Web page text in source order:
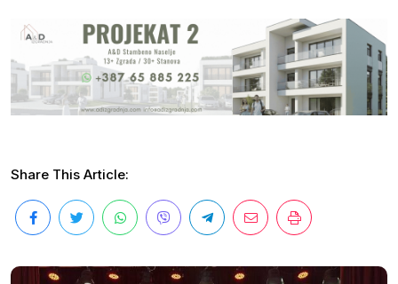
Share This Article: